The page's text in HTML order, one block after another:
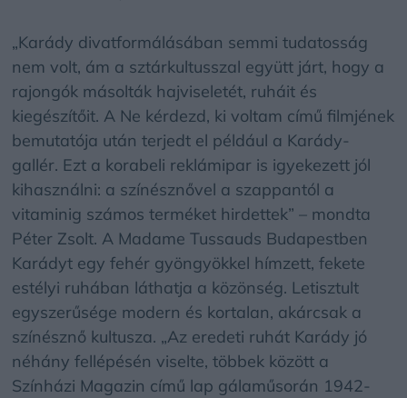
„Karády divatformálásában semmi tudatosság
nem volt, ám a sztárkultusszal együtt járt, hogy a
rajongók másolták hajviseletét, ruháit és
kiegészítőit. A Ne kérdezd, ki voltam című filmjének
bemutatója után terjedt el például a Karády-
gallér. Ezt a korabeli reklámipar is igyekezett jól
kihasználni: a színésznővel a szappantól a
vitaminig számos terméket hirdettek” – mondta
Péter Zsolt. A Madame Tussauds Budapestben
Karádyt egy fehér gyöngyökkel hímzett, fekete
estélyi ruhában láthatja a közönség. Letisztult
egyszerűsége modern és kortalan, akárcsak a
színésznő kultusza. „Az eredeti ruhát Karády jó
néhány fellépésén viselte, többek között a
Színházi Magazin című lap gálaműsorán 1942-